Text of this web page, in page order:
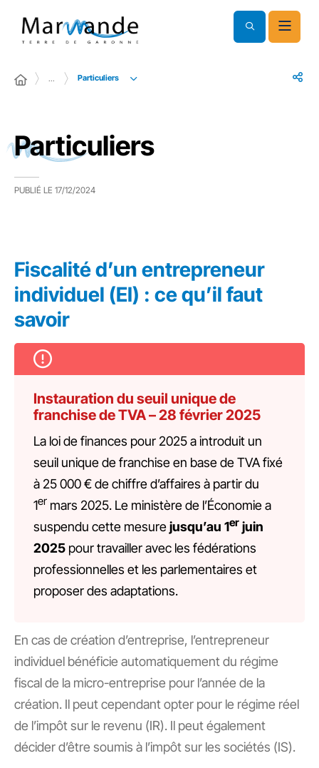
… Particuliers
Particuliers
PUBLIÉ LE 17/12/2024
Fiscalité d’un entrepreneur
individuel (EI) : ce qu’il faut
savoir
Instauration du seuil unique de
franchise de TVA – 28 février 2025
La loi de finances pour 2025 a introduit un
seuil unique de franchise en base de TVA fixé
à 25 000 €de chiffre d’affaires à partir du
1er mars 2025. Le ministère de l’Économie a
suspendu cette mesurejusqu’au 1er juin
2025 pour travailler avec les fédérations
professionnelles et les parlementaires et
proposer des adaptations.
En cas de création d’entreprise, l’entrepreneur
individuel bénéficie automatiquement du régime
fiscal de la micro-entreprise pour l’année de la
création. Il peut cependant opter pour le régime réel
de l’impôt sur le revenu (IR). Il peut également
décider d’être soumis à l’impôt sur les sociétés (IS).